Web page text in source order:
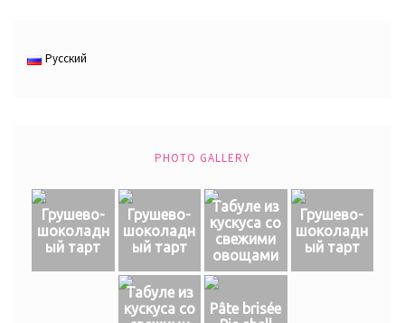
Русский
PHOTO GALLERY
Грушево-
шоколадн
ый тарт
Грушево-
шоколадн
ый тарт
Табуле из
кускуса со
свежими
овощами
Грушево-
шоколадн
ый тарт
Табуле из
кускуса со
Pâte brisée